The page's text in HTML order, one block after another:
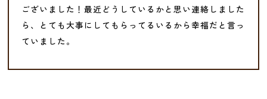
ございました！最近どうしているかと思い連絡しました
ら、とても大事にしてもらってるいるから幸福だと言っ
ていました。